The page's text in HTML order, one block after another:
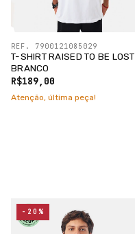
T-SHIRT RAISED TO BE LOST
BRANCO
R$189,00
REF. 7900121085029
Atenção, última peça!
-20%